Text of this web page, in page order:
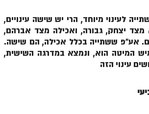
לעינוי מיוחד, הרי יש שישה עינויים,
יצחק, גבורה, ואכילה מצד אברהם,
אע"פ ששתייה בכלל אכילה, הם שישה.
המיטה הוא, ונמצא במדרגה השישית,
עינוי הזה